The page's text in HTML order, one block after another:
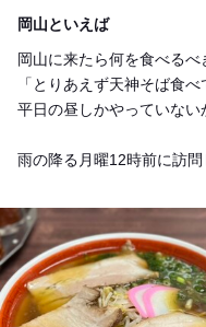
岡山といえば
岡山に来たら何を食べる
「とりあえず天神そば食べ
平日の昼しかやっていない
雨の降る月曜12時前に訪問